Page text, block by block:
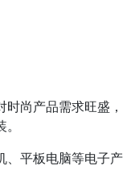
尚产品需求旺盛，
、平板电脑等电子产